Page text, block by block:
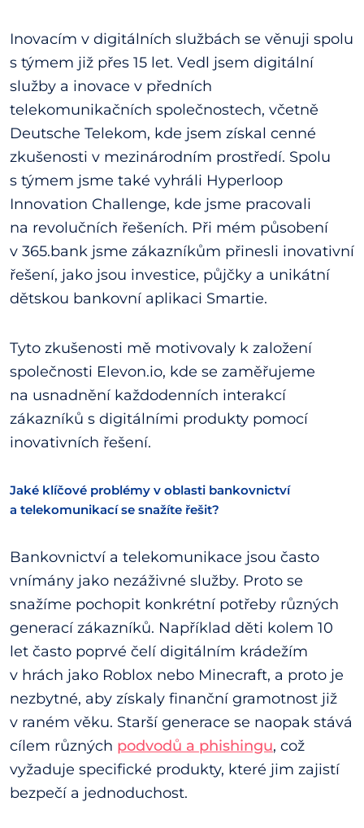
Inovacím v digitálních službách se věnuji spolu
s týmem již přes 15 let. Vedl jsem digitální
služby a inovace v předních
telekomunikačních společnostech, včetně
Deutsche Telekom, kde jsem získal cenné
zkušenosti v mezinárodním prostředí. Spolu
s týmem jsme také vyhráli Hyperloop
Innovation Challenge, kde jsme pracovali
na revolučních řešeních. Při mém působení
v 365.bank jsme zákazníkům přinesli inovativní
řešení, jako jsou investice, půjčky a unikátní
dětskou bankovní aplikaci Smartie.
Tyto zkušenosti mě motivovaly k založení
společnosti Elevon.io, kde se zaměřujeme
na usnadnění každodenních interakcí
zákazníků s digitálními produkty pomocí
inovativních řešení.
Jaké klíčové problémy v oblasti bankovnictví
a telekomunikací se snažíte řešit?
Bankovnictví a telekomunikace jsou často
vnímány jako nezáživné služby. Proto se
snažíme pochopit konkrétní potřeby různých
generací zákazníků. Například děti kolem 10
let často poprvé čelí digitálním krádežím
v hrách jako Roblox nebo Minecraft, a proto je
nezbytné, aby získaly finanční gramotnost již
v raném věku. Starší generace se naopak stává
cílem různých podvodů a phishingu, což
vyžaduje specifické produkty, které jim zajistí
bezpečí a jednoduchost.